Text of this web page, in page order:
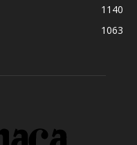
1140
1063